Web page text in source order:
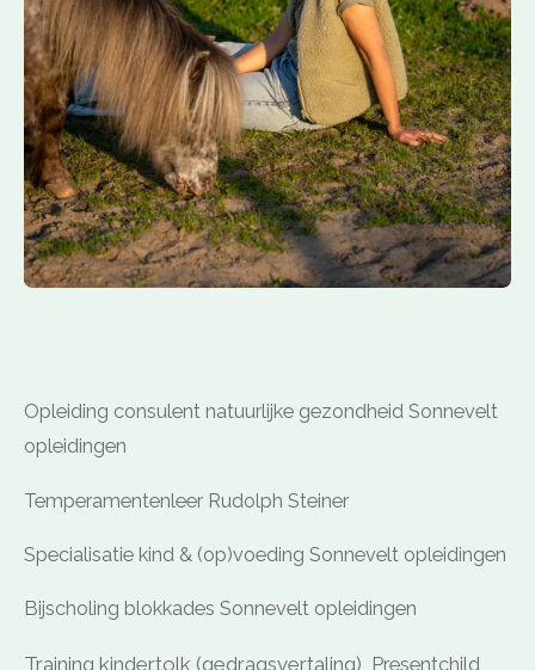
Opleiding consulent natuurlijke gezondheid Sonnevelt
opleidingen
Temperamentenleer Rudolph Steiner
Specialisatie kind & (op)voeding Sonnevelt opleidingen
Bijscholing blokkades Sonnevelt opleidingen
Training kindertolk (gedragsvertaling) Presentchild